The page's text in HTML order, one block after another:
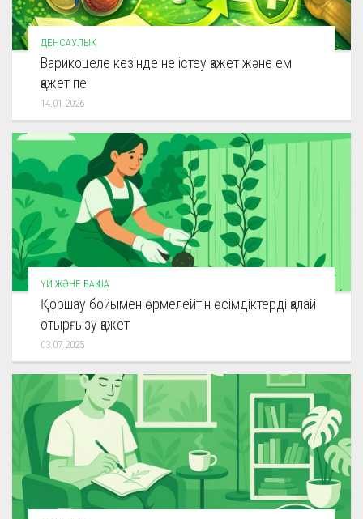
ДЕНСАУЛЫҚ
Варикоцеле кезінде не істеу қажет және ем
қажет пе
14.01.2026
ҮЙ ЖӘНЕ БАҚША
Қоршау бойымен өрмелейтін өсімдіктерді қалай
отырғызу қажет
03.07.2025